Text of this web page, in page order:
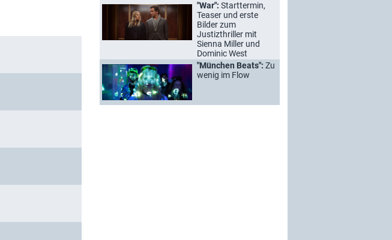
"War": Starttermin,
Teaser und erste
Bilder zum
Justizthriller mit
Sienna Miller und
Dominic West
"München Beats": Zu
wenig im Flow